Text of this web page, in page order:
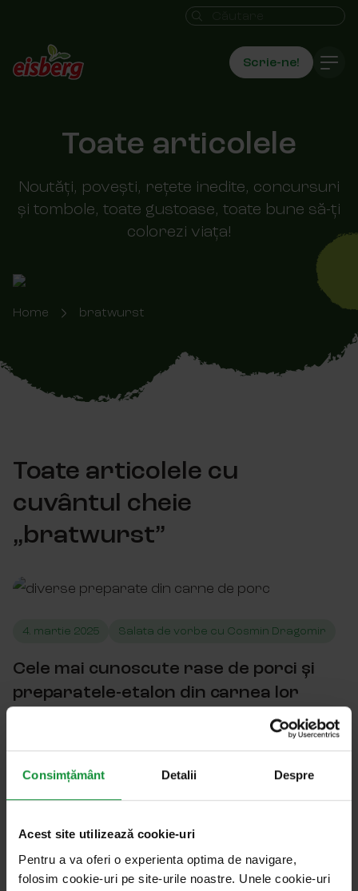
Consimțământ Detalii Despre
Acest site utilizează cookie-uri
Pentru a va oferi o experienta optima de navigare,
folosim cookie-uri pe site-urile noastre. Unele cookie-uri
Câmpul de căutare
Scrie-ne!
Toate articolele
Noutăți, povești, rețete inedite, concursuri
și tombole, toate gustoase, toate bune să-ți
colorezi viața!
Breadcrumb-Navigation
Home bratwurst
Toate articolele cu
cuvântul cheie
„bratwurst”
4. martie 2025
Salata de vorbe cu Cosmin Dragomir
Cele mai cunoscute rase de porci și
preparatele-etalon din carnea lor
Câteva dintre cele mai cunoscute exemple de rase
de porc și preparatele emblematice făcute din
carnea acestora.